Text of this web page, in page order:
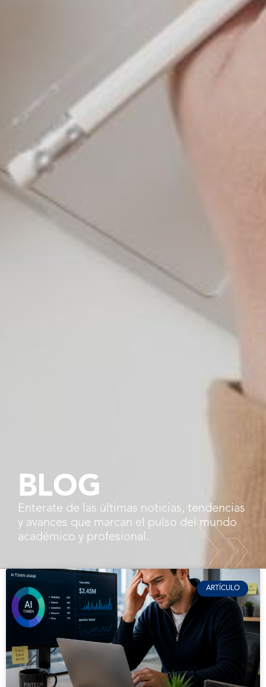
BLOG
Enterate de las últimas noticias, tendencias
y avances que marcan el pulso del mundo
académico y profesional.
ARTÍCULO